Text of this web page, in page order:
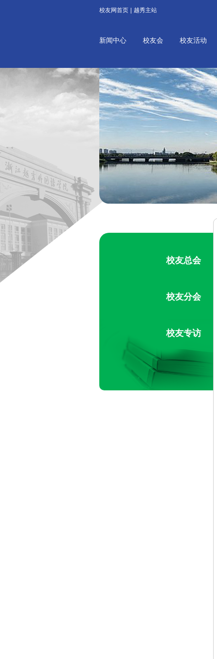
校友网首页 越秀主站
新闻中心 校友会 校友活动
校友总会
校友分会
校友专访